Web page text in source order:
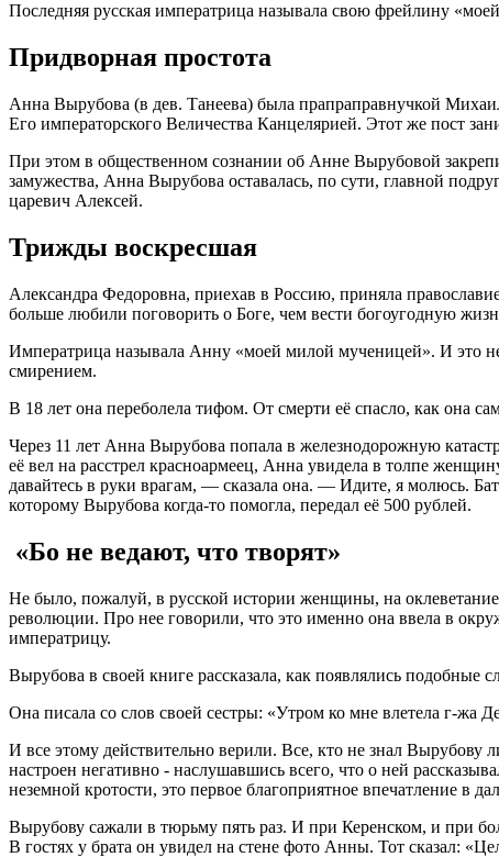
Последняя русская императрица называла свою фрейлину
Придворная простота
Анна Вырубова (в дев. Танеева) была прапраправнучкой
Его императорского Величества Канцелярией. Этот же пост
При этом в общественном сознании об Анне Вырубовой
замужества, Анна Вырубова оставалась, по сути, главной
царевич Алексей.
Трижды воскресшая
Александра Федоровна, приехав в Россию, приняла
больше любили поговорить о Боге, чем вести богоугодную
Императрица называла Анну «моей милой мученицей». И это
смирением.
В 18 лет она переболела тифом. От смерти её спасло, как она
Через 11 лет Анна Вырубова попала в железнодорожную
её вел на расстрел красноармеец, Анна увидела в толпе
давайтесь в руки врагам, — сказала она. — Идите, я молюсь.
которому Вырубова когда-то помогла, передал её 500 рублей.
«Бо не ведают, что творят»
Не было, пожалуй, в русской истории женщины, на
революции. Про нее говорили, что это именно она ввела в
императрицу.
Вырубова в своей книге рассказала, как появлялись подобные
Она писала со слов своей сестры: «Утром ко мне влетела г-жа
И все этому действительно верили. Все, кто не знал
настроен негативно - наслушавшись всего, что о ней
неземной кротости, это первое благоприятное впечатление в
Вырубову сажали в тюрьму пять раз. И при Керенском, и при
В гостях у брата он увидел на стене фото Анны. Тот сказал: